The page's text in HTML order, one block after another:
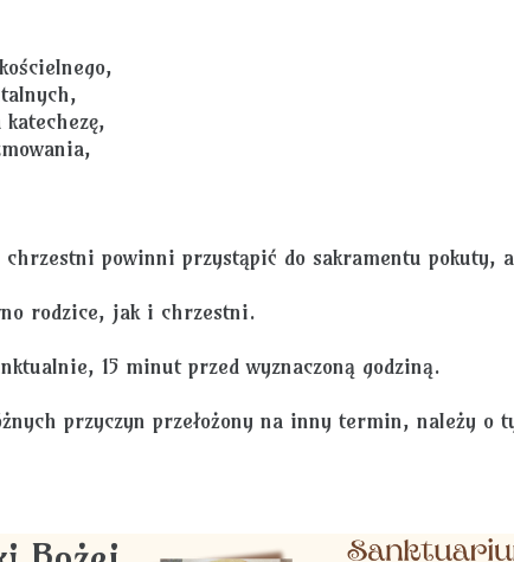
powinni przystąpić do sakramentu pokuty,
rodzice, jak i chrzestni.
15 minut przed wyznaczoną godziną.
przyczyn przełożony na inny termin, należy o